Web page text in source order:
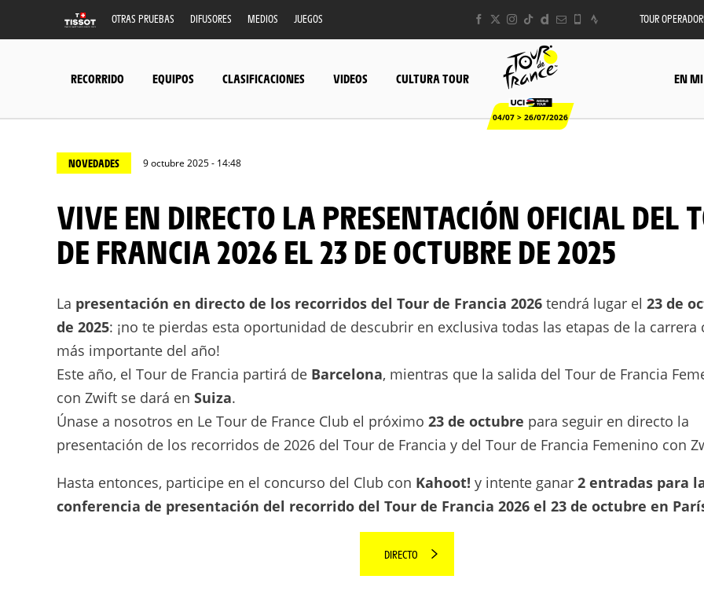
OTRAS PRUEBAS DIFUSORES MEDIOS JUEGOS TOUR
RECORRIDO EQUIPOS CLASIFICACIONES VIDEOS CULTURA TOUR
04/07 > 26/07/2026
EN MI
NOVEDADES 9 octubre 2025 - 14:48
VIVE EN DIRECTO LA PRESENTACIÓN OFICIAL DEL TOUR
DE FRANCIA 2026 EL 23 DE OCTUBRE DE 2025
La presentación en directo de los recorridos del Tour de Francia 2026 tendrá lugar el 23 de
de 2025: ¡no te pierdas esta oportunidad de descubrir en exclusiva todas las etapas de la carrera
más importante del año!
Este año, el Tour de Francia partirá de Barcelona, mientras que la salida del Tour de Francia
con Zwift se dará en Suiza.
Únase a nosotros en Le Tour de France Club el próximo 23 de octubre para seguir en directo la
presentación de los recorridos de 2026 del Tour de Francia y del Tour de Francia Femenino con
Hasta entonces, participe en el concurso del Club con Kahoot! y intente ganar 2 entradas para
conferencia de presentación del recorrido del Tour de Francia 2026 el 23 de octubre en
DIRECTO